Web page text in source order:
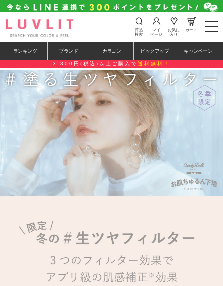
t
o
e
n
a
i
g
a
商品
検索
マイ
ページ
お気に
入り
カート
ランキング ブランド カラコン ピックアップ キャンペーン
3,300円(税込)以上ご購入で 送料無料！